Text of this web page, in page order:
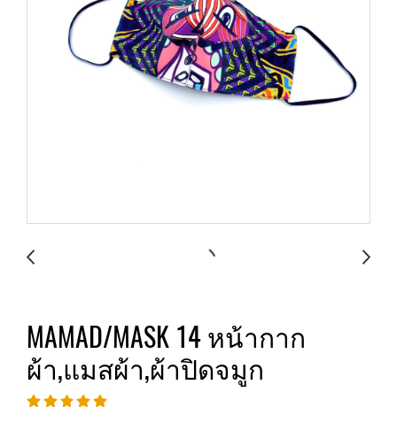
MAMAD/MASK 14 หน้ากาก
ผ้า,แมสผ้า,ผ้าปิดจมูก